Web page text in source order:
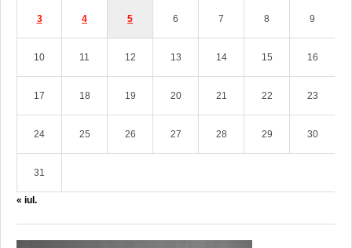
3 4 5 6 7 8 9
10 11 12 13 14 15 16
17 18 19 20 21 22 23
24 25 26 27 28 29 30
31
« iul.